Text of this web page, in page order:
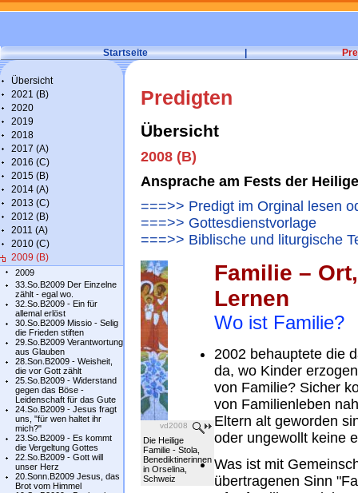
Startseite |
Übersicht
2021 (B)
2020
2019
2018
2017 (A)
2016 (C)
2015 (B)
2014 (A)
2013 (C)
2012 (B)
2011 (A)
2010 (C)
2009 (B)
2009
33.So.B2009 Der Einzelne
zählt - egal wo.
32.So.B2009 - Ein für
allemal erlöst
30.So.B2009 Missio - Selig
die Frieden stiften
29.So.B2009 Verantwortung
aus Glauben
28.Son.B2009 - Weisheit,
die vor Gott zählt
25.So.B2009 - Widerstand
gegen das Böse -
Leidenschaft für das Gute
24.So.B2009 - Jesus fragt
uns, "für wen haltet ihr
mich?"
23.So.B2009 - Es kommt
die Vergeltung Gottes
22.So.B2009 - Gott will
unser Herz
20.Sonn.B2009 Jesus, das
Brot vom Himmel
Predigten
Übersicht
2008 (B)
Ansprache am Fests der
===>> Predigt im Orginal lesen
===>> Gottesdienstvorlage
===>> Biblische und liturgische
vd2008
Die Heilige
Familie - Stola,
Benediktinerinnen
in Orselina,
Schweiz
Familie –
Lernen
Wo ist Familie?
2002 behauptete die
da, wo Kinder
von Familie? Sicher
von Familienleben
Eltern alt geworden
oder ungewollt keine
Was ist mit
übertragenen Sinn